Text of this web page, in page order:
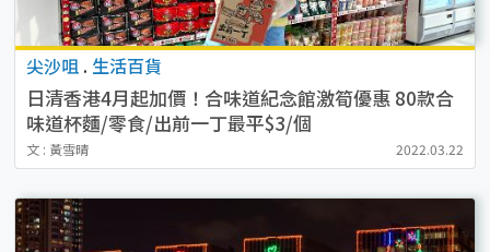
尖沙咀 . 生活百貨
日清香港4月起加價！合味道紀念館激筍優惠 80款合
味道杯麵/零食/出前一丁最平$3/個
文 : 黃雪晴 2022.03.22